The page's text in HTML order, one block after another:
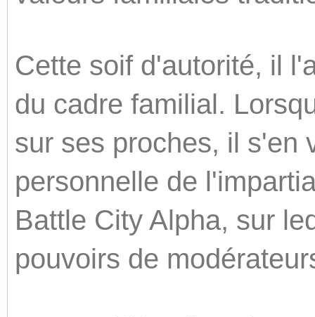
Cette soif d'autorité, il
du cadre familial.
sur ses proches, il s'en
personnelle de
Battle City Alpha, sur
pouvoirs de